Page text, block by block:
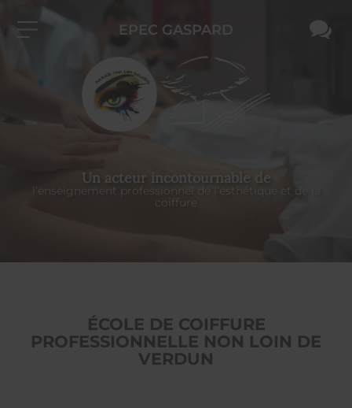
Un acteur incontournable de
l’enseignement professionnel de l’esthétique et de la
coiffure
ÉCOLE DE COIFFURE
PROFESSIONNELLE NON LOIN DE
VERDUN
EPEC GASPARD